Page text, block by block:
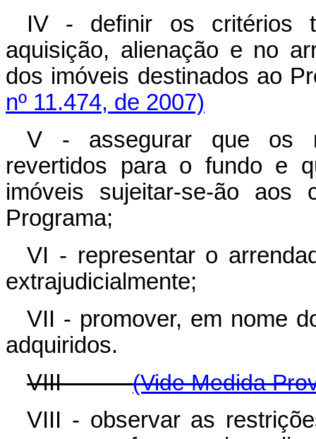
IV - definir os critérios
aquisição, alienação e no
dos imóveis destinados
nº 11.474, de 2007)
V - assegurar que os
revertidos para o fundo e
imóveis sujeitar-se-ão aos
Programa;
VI - representar o
extrajudicialmente;
VII - promover, em nome
adquiridos.
VIII -(Vide Medida
VIII - observar as